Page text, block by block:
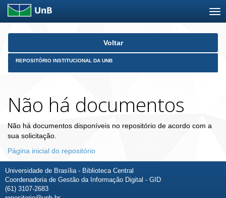
Skip
Voltar
REPOSITÓRIO INSTITUCIONAL DA UNB
Não há documentos
Não há documentos disponíveis no repositório de acordo com a
sua solicitação.
Página inicial do repositório
Universidade de Brasília - Biblioteca Central
Coordenadoria de Gestão da Informação Digital - GID
(61) 3107-2683